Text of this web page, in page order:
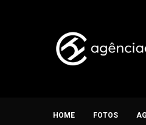
HOME FOTOS